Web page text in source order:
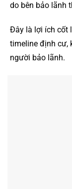
do bên bảo lãnh
Đây là lợi ích cốt
timeline định cư,
người bảo lãnh.